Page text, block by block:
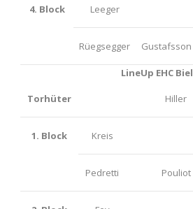
4. Block Leeger
Rüegsegger Gustafsson
LineUp EHC Biel
Torhüter Hiller
1. Block Kreis
Pedretti Pouliot